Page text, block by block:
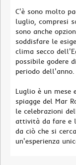
C'è sono molto
luglio, compresi
sono anche
soddisfare le
clima secco
possibile godere
periodo dell'anno.
Luglio è un
spiagge del Mar
le celebrazioni
attività da fare e
da ciò che si
un'esperienza